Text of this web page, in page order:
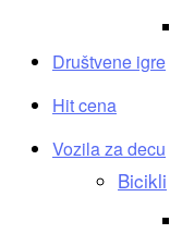
Društvene igre
Hit cena
Vozila za decu
Bicikli